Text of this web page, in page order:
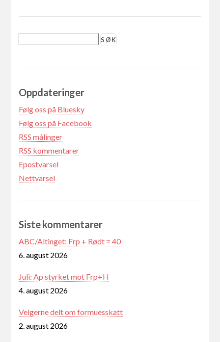
Oppdateringer
Følg oss på Bluesky
Følg oss på Facebook
RSS målinger
RSS kommentarer
Epostvarsel
Nettvarsel
Siste kommentarer
ABC/Altinget: Frp + Rødt = 40
6. august 2026
Juli: Ap styrket mot Frp+H
4. august 2026
Velgerne delt om formuesskatt
2. august 2026